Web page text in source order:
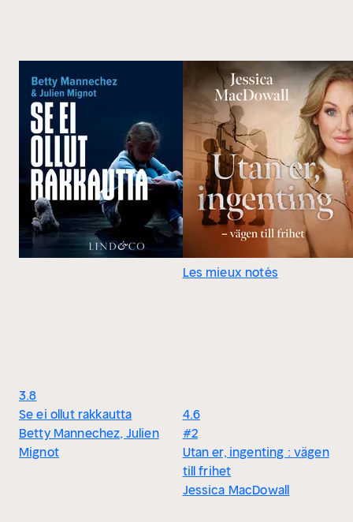
3.8
Se ei ollut rakkautta
Betty Mannechez, Julien
Mignot
Les mieux notés
4.6
#2
Utan er, ingenting : vägen
till frihet
Jessica MacDowall